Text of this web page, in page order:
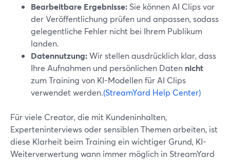
Bearbeitbare Ergebnisse: Sie können AI Clips vor
der Veröffentlichung prüfen und anpassen, sodass
gelegentliche Fehler nicht bei Ihrem Publikum
landen.
Datennutzung:Wir stellen ausdrücklich klar, dass
Ihre Aufnahmen und persönlichen Daten nicht
zum Training von KI-Modellen für AI Clips
verwendet werden.(StreamYard Help Center)
Für viele Creator, die mit Kundeninhalten,
Experteninterviews oder sensiblen Themen arbeiten, ist
diese Klarheit beim Training ein wichtiger Grund, KI-
Weiterverwertung wann immer möglich in StreamYard